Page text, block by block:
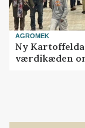
AGROMEK
Ny
værdikæden